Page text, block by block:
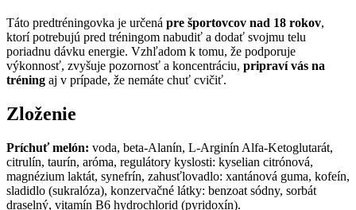
Táto predtréningovka je určená pre športovcov nad 18 rokov,
ktorí potrebujú pred tréningom nabudiť a dodať svojmu telu
poriadnu dávku energie. Vzhľadom k tomu, že podporuje
výkonnosť, zvyšuje pozornosť a koncentráciu, pripraví vás na
tréning aj v prípade, že nemáte chuť cvičiť.
Zloženie
Príchuť melón: voda, beta-Alanín, L-Arginín Alfa-Ketoglutarát,
citrulín, taurín, aróma, regulátory kyslosti: kyselian citrónová,
magnézium laktát, synefrín, zahusťlovadlo: xantánová guma, kofeín,
sladidlo (sukralóza), konzervačné látky: benzoat sódny, sorbát
draselný, vitamín B6 hydrochlorid (pyridoxín).